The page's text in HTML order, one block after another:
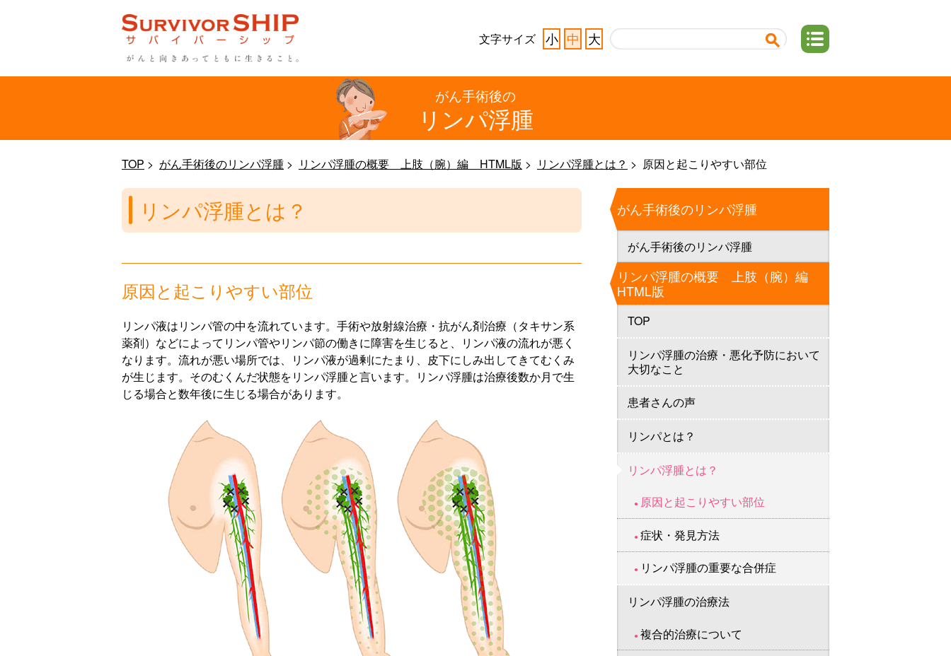
文字サイズ 小 中 大
がん手術後の
リンパ浮腫
TOP がん手術後のリンパ浮腫 リンパ浮腫の概要 上肢（腕）編 HTML版 リンパ浮腫とは？ 原因と起こりやすい部位
リンパ浮腫とは？
原因と起こりやすい部位
リンパ液はリンパ管の中を流れています。手術や放射線治療・抗がん剤治療（タキサン系
薬剤）などによってリンパ管やリンパ節の働きに障害を生じると、リンパ液の流れが悪く
なります。流れが悪い場所では、リンパ液が過剰にたまり、皮下にしみ出してきてむくみ
が生じます。そのむくんだ状態をリンパ浮腫と言います。リンパ浮腫は治療後数か月で生
じる場合と数年後に生じる場合があります。
がん手術後のリンパ浮腫
がん手術後のリンパ浮腫
リンパ浮腫の概要 上肢（腕）編
HTML版
TOP
リンパ浮腫の治療・悪化予防において
大切なこと
患者さんの声
リンパとは？
リンパ浮腫とは？
原因と起こりやすい部位
症状・発見方法
リンパ浮腫の重要な合併症
リンパ浮腫の治療法
複合的治療について